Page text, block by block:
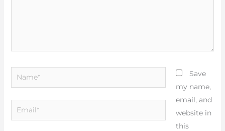
Name*
Email*
Save
my name,
email, and
website in
this